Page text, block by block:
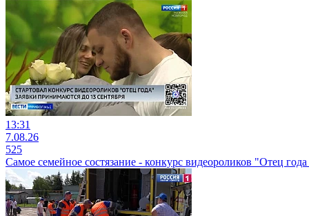
13:31
7.08.26
525
Самое семейное состязание - конкурс видеороликов "Отец